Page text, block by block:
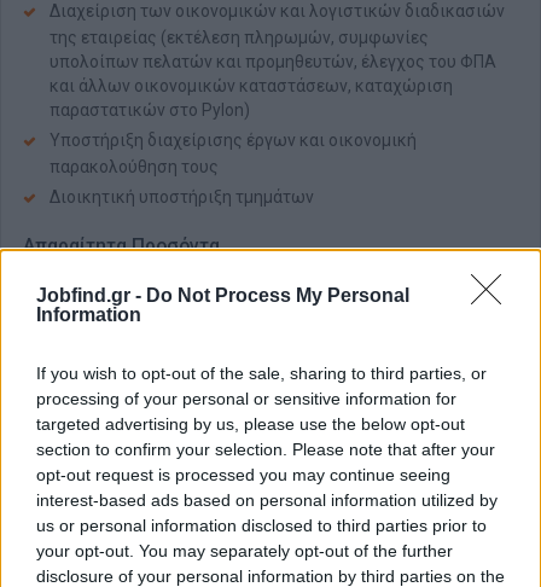
Jobfind.gr - Do Not Process My Personal
Information
If you wish to opt-out of the sale, sharing to third parties, or
processing of your personal or sensitive information for
targeted advertising by us, please use the below opt-out
section to confirm your selection. Please note that after your
opt-out request is processed you may continue seeing
interest-based ads based on personal information utilized by
us or personal information disclosed to third parties prior to
your opt-out. You may separately opt-out of the further
disclosure of your personal information by third parties on the
Διαχείριση των οικονομικών και λογιστικών διαδικασιών
της εταιρείας (εκτέλεση πληρωμών, συμφωνίες
υπολοίπων πελατών και προμηθευτών, έλεγχος του ΦΠΑ
και άλλων οικονομικών καταστάσεων, καταχώριση
παραστατικών στο Pylon)
Υποστήριξη διαχείρισης έργων και οικονομική
παρακολούθηση τους
Διοικητική υποστήριξη τμημάτων
Απαραίτητα Προσόντα
Πολύ καλή γνώση
θα εκτιμηθεί
Άριστη γνώσηMS Office
Άριστη γνώσηαγγλικών
Επικοινωνιακές δεξιότητες, οργανωτικότητα, ομαδικό
πνεύμα
Ικανότητα διαχείρισηςπολλαπλών καθηκόντων
Επιθυμητά προσόντα